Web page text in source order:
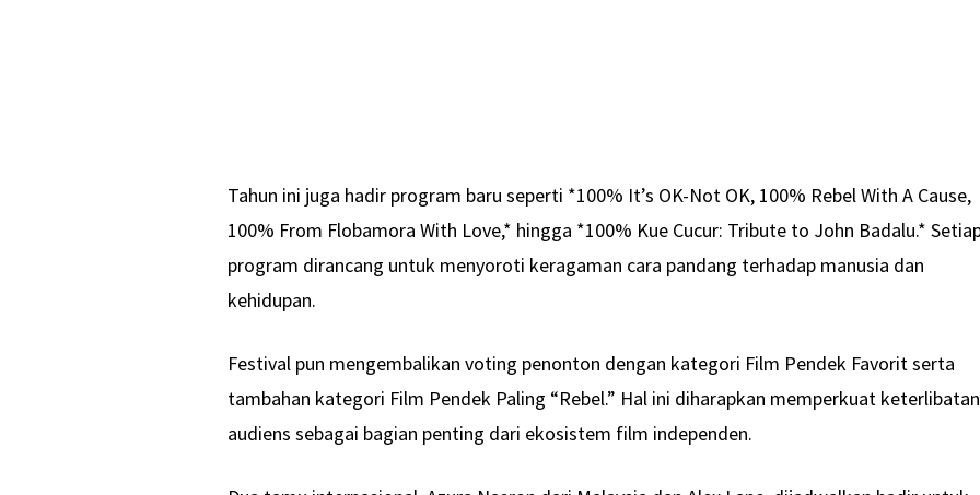
Tahun ini juga hadir program baru seperti *100% It’s OK-Not OK, 100% Rebel With A Cause,
100% From Flobamora With Love,* hingga *100% Kue Cucur: Tribute to John Badalu.*
program dirancang untuk menyoroti keragaman cara pandang terhadap manusia dan
kehidupan.
Festival pun mengembalikan voting penonton dengan kategori Film Pendek Favorit serta
tambahan kategori Film Pendek Paling “Rebel.” Hal ini diharapkan memperkuat keterlibatan
audiens sebagai bagian penting dari ekosistem film independen.